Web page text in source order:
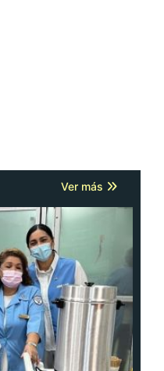
Ver más